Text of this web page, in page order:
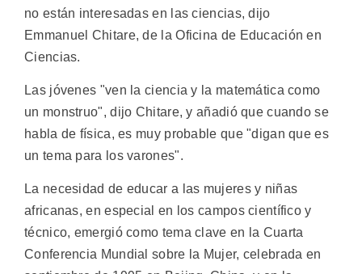
no están interesadas en las ciencias, dijo
Emmanuel Chitare, de la Oficina de Educación en
Ciencias.
Las jóvenes "ven la ciencia y la matemática como
un monstruo", dijo Chitare, y añadió que cuando se
habla de física, es muy probable que "digan que es
un tema para los varones".
La necesidad de educar a las mujeres y niñas
africanas, en especial en los campos científico y
técnico, emergió como tema clave en la Cuarta
Conferencia Mundial sobre la Mujer, celebrada en